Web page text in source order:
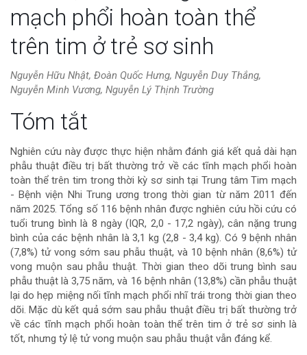
mạch phổi hoàn toàn thể
trên tim ở trẻ sơ sinh
Nguyễn Hữu Nhật, Đoàn Quốc Hưng, Nguyễn Duy Thắng,
Nguyễn Minh Vương, Nguyễn Lý Thịnh Trường
Nội
dung
chính
của
bài
viết
Tóm tắt
Nghiên cứu này được thực hiện nhằm đánh giá kết quả dài hạn
phẫu thuật điều trị bất thường trở về các tĩnh mạch phổi hoàn
toàn thể trên tim trong thời kỳ sơ sinh tại Trung tâm Tim mạch
- Bệnh viện Nhi Trung ương trong thời gian từ năm 2011 đến
năm 2025. Tổng số 116 bệnh nhân được nghiên cứu hồi cứu có
tuổi trung bình là 8 ngày (IQR, 2,0 - 17,2 ngày), cân nặng trung
bình của các bệnh nhân là 3,1 kg (2,8 - 3,4 kg). Có 9 bệnh nhân
(7,8%) tử vong sớm sau phẫu thuật, và 10 bệnh nhân (8,6%) tử
vong muộn sau phẫu thuật. Thời gian theo dõi trung bình sau
phẫu thuật là 3,75 năm, và 16 bệnh nhân (13,8%) cần phẫu thuật
lại do hẹp miệng nối tĩnh mạch phổi nhĩ trái trong thời gian theo
dõi. Mặc dù kết quả sớm sau phẫu thuật điều trị bất thường trở
về các tĩnh mạch phổi hoàn toàn thể trên tim ở trẻ sơ sinh là
tốt, nhưng tỷ lệ tử vong muộn sau phẫu thuật vẫn đáng kể.